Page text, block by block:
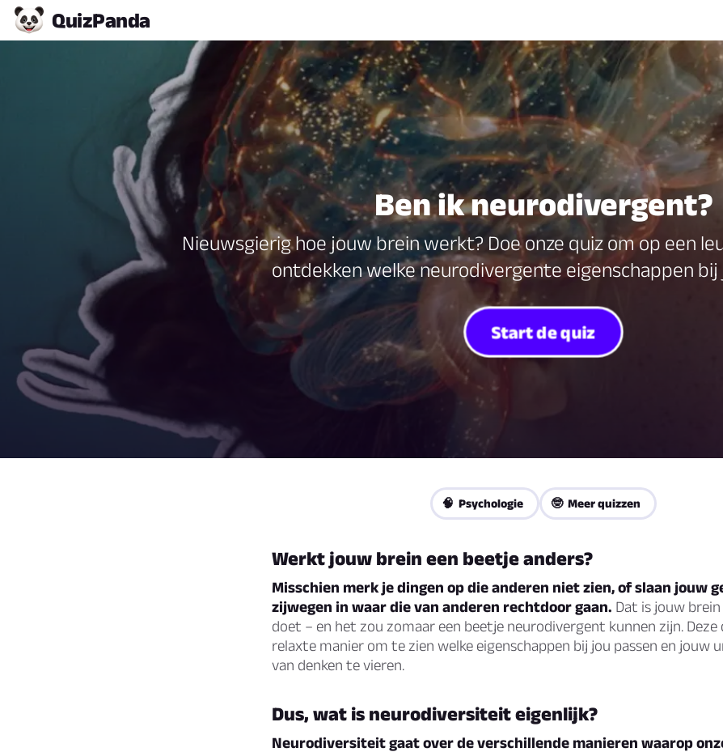
QuizPanda
Ben ik neurodivergent?
Nieuwsgierig hoe jouw brein werkt? Doe onze quiz om op een
ontdekken welke neurodivergente eigenschappen bij
Start de quiz
🧠 Psychologie 🤓 Meer quizzen
Werkt jouw brein een beetje anders?
Misschien merk je dingen op die anderen niet zien, of slaan jouw
zijwegen in waar die van anderen rechtdoor gaan. Dat is jouw
doet – en het zou zomaar een beetje neurodivergent kunnen zijn. Deze
relaxte manier om te zien welke eigenschappen bij jou passen en jouw
van denken te vieren.
Dus, wat is neurodiversiteit eigenlijk?
Neurodiversiteit gaat over de verschillende manieren waarop